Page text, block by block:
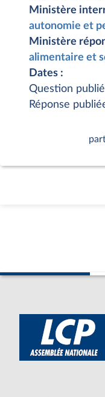
Ministère
autonomie et
Ministère
alimentaire et
Dates :
Question
Réponse